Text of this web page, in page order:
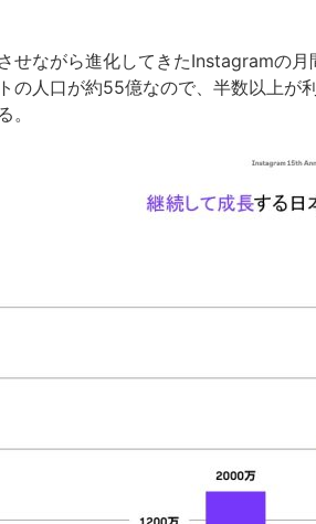
せながら進化してきたInstagramの
の人口が約55億なので、半数以上が
。